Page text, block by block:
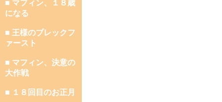
■ マフィン、１８歳
になる
■ 王様のブレックフ
ァースト
■ マフィン、決意の
大作戦
■ １８回目のお正月